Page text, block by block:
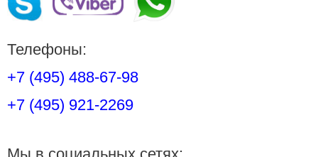
Телефоны:
+7 (495) 488-67-98
+7 (495) 921-2269